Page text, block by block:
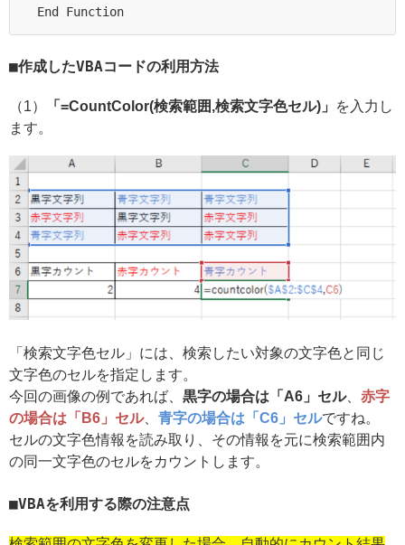
  End Function
作成したVBAコードの利用方法
（1） 「=CountColor(検索範囲,検索文字色セル)」
を入力し
ます。
「検索文字色セル」には、検索したい対象の文字色と同じ
文字色のセルを指定します。
今回の画像の例であれば、 黒字の場合は「A6」セル、 赤字
の場合は「B6」セル、 青字の場合は「C6」セルですね。
セルの文字色情報を読み取り、その情報を元に検索範囲内
の同一文字色のセルをカウントします。
VBAを利用する際の注意点